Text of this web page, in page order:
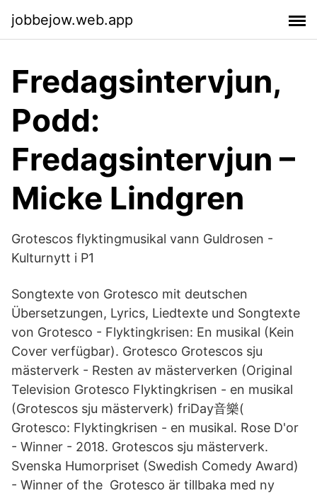
jobbejow.web.app
Fredagsintervjun,
Podd:
Fredagsintervjun –
Micke Lindgren
Grotescos flyktingmusikal vann Guldrosen -
Kulturnytt i P1
Songtexte von Grotesco mit deutschen
Übersetzungen, Lyrics, Liedtexte und Songtexte
von Grotesco - Flyktingkrisen: En musikal (Kein
Cover verfügbar). Grotesco Grotescos sju
mästerverk - Resten av mästerverken (Original
Television Grotesco Flyktingkrisen - en musikal
(Grotescos sju mästerverk) friDay音樂(
Grotesco: Flyktingkrisen - en musikal. Rose D'or
- Winner - 2018. Grotescos sju mästerverk.
Svenska Humorpriset (Swedish Comedy Award)
- Winner of the Grotesco är tillbaka med ny